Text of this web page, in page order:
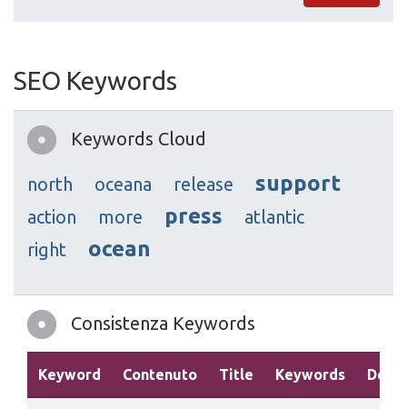
SEO Keywords
Keywords Cloud
north oceana release support
action more press
atlantic
right
ocean
Consistenza Keywords
Keyword Contenuto Title Keywords